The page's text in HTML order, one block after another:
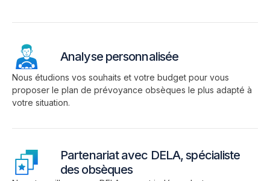
Analyse personnalisée
Nous étudions vos souhaits et votre budget pour vous
proposer le plan de prévoyance obsèques le plus adapté à
votre situation.
Partenariat avec DELA, spécialiste
des obsèques